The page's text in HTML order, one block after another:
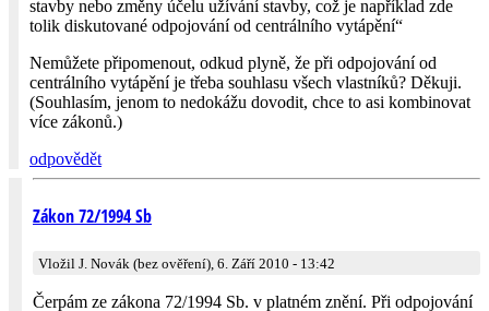
stavby nebo změny účelu užívání stavby, což je například zde
tolik diskutované odpojování od centrálního vytápění“
Nemůžete připomenout, odkud plyně, že při odpojování od
centrálního vytápění je třeba souhlasu všech vlastníků? Děkuji.
(Souhlasím, jenom to nedokážu dovodit, chce to asi kombinovat
více zákonů.)
odpovědět
Zákon 72/1994 Sb
Vložil J. Novák (bez ověření), 6. Září 2010 - 13:42
Čerpám ze zákona 72/1994 Sb. v platném znění. Při odpojování